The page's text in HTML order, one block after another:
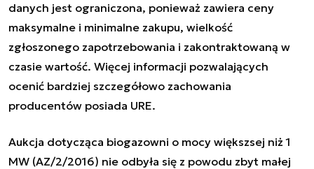
danych jest ograniczona, ponieważ zawiera ceny
maksymalne i minimalne zakupu, wielkość
zgłoszonego zapotrzebowania i zakontraktowaną w
czasie wartość. Więcej informacji pozwalających
ocenić bardziej szczegółowo zachowania
producentów posiada URE.
Aukcja dotycząca biogazowni o mocy większsej niż 1
MW (AZ/2/2016) nie odbyła się z powodu zbyt małej